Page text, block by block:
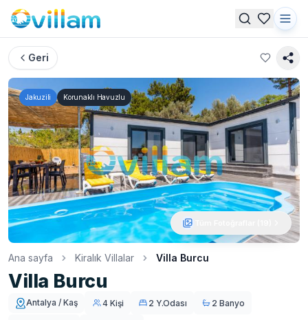
Geri
Jakuzili Korunaklı Havuzlu
Ana sayfa Kiralık Villalar Villa Burcu
Villa Burcu
Antalya / Kaş 4 Kişi 2 Y.Odası 2 Banyo